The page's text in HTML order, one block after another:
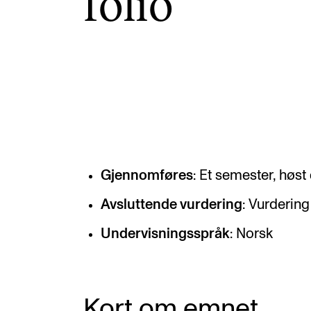
Internasjonal strategi
Gjennomføres: Et semester, høst
Avsluttende vurdering:
Undervisningsspråk: Norsk